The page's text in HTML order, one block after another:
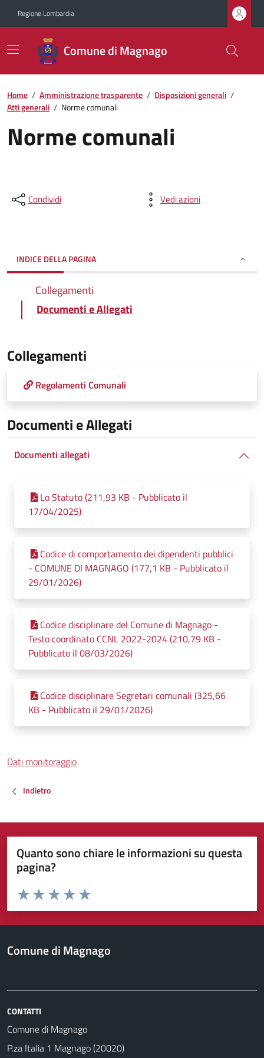
Regione Lombardia
Comune di Magnago
Home / Amministrazione trasparente / Disposizioni generali /
Atti generali / Norme comunali
Norme comunali
Condividi Vedi azioni
INDICE DELLA PAGINA
Collegamenti
Documenti e Allegati
Collegamenti
Regolamenti Comunali
Documenti e Allegati
Documenti allegati
Lo Statuto (211,93 KB - Pubblicato il
17/04/2025)
Codice di comportamento dei dipendenti pubblici
- COMUNE DI MAGNAGO (177,1 KB - Pubblicato il
29/01/2026)
Codice disciplinare del Comune di Magnago -
Testo coordinato CCNL 2022-2024 (210,79 KB -
Pubblicato il 08/03/2026)
Codice disciplinare Segretari comunali (325,66
KB - Pubblicato il 29/01/2026)
Dati monitoraggio
Indietro
Quanto sono chiare le informazioni su questa
pagina?
Valuta da 1 a 5 stelle la pagina
Valuta 5 stelle su 5
Valuta 4 stelle su 5
Valuta 3 stelle su 5
Valuta 2 stelle su 5
Valuta 1 stelle su 5
Comune di Magnago
CONTATTI
Comune di Magnago
P.za Italia 1 Magnago (20020)